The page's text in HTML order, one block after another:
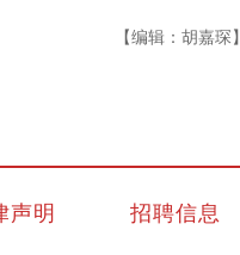
【编辑：胡嘉琛】
声明 招聘信息